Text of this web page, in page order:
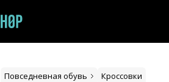
Повседневная обувь Кроссовки